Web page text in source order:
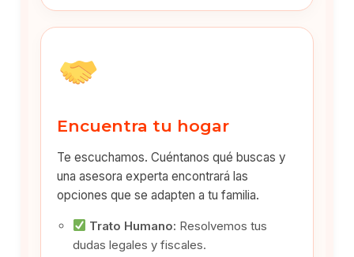
Encuentra tu hogar
Te escuchamos. Cuéntanos qué buscas y
una asesora experta encontrará las
opciones que se adapten a tu familia.
Trato Humano: Resolvemos tus
dudas legales y fiscales.